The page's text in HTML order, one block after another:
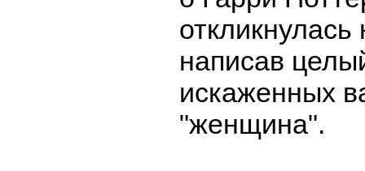
откликнулась
написав
искаженных
"женщина".